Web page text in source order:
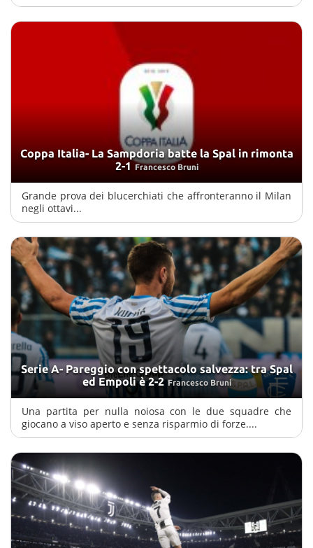
Coppa Italia- La Sampdoria batte la Spal in rimonta
2-1
Francesco Bruni
Grande prova dei blucerchiati che affronteranno il Milan
negli ottavi...
Serie A- Pareggio con spettacolo salvezza: tra Spal
ed Empoli è 2-2 Francesco Bruni
Una partita per nulla noiosa con le due squadre che
giocano a viso aperto e senza risparmio di forze....